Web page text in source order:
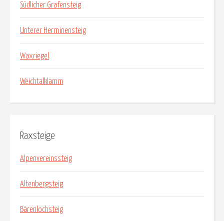
Südlicher Grafensteig
Unterer Herminensteig
Waxriegel
Weichtalklamm
Raxsteige
Alpenvereinssteig
Altenbergsteig
Bärenlochsteig